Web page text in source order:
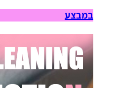
במבצע